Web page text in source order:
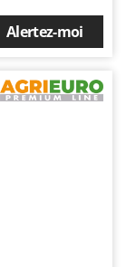
Alertez-moi